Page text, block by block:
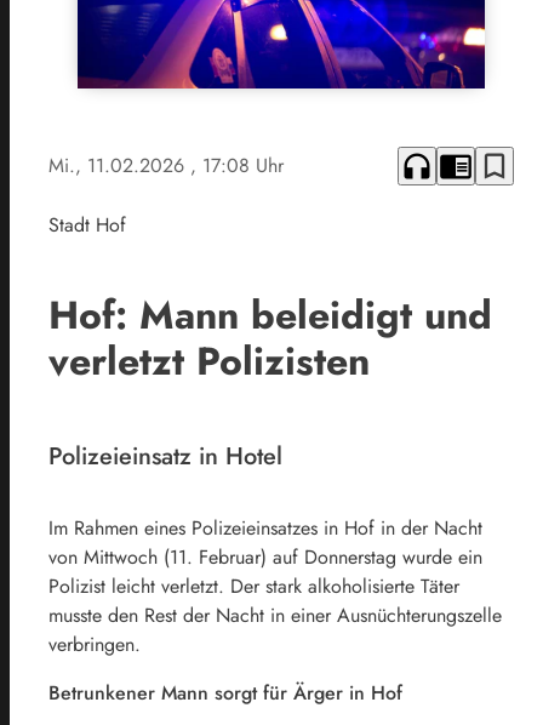
Mi., 11.02.2026 , 17:08 Uhr headphones chrome_reader_mode bookmark_border
Stadt Hof
Hof: Mann beleidigt und
verletzt Polizisten
Polizeieinsatz in Hotel
Im Rahmen eines Polizeieinsatzes in Hof in der Nacht
von Mittwoch (11. Februar) auf Donnerstag wurde ein
Polizist leicht verletzt. Der stark alkoholisierte Täter
musste den Rest der Nacht in einer Ausnüchterungszelle
verbringen.
Betrunkener Mann sorgt für Ärger in Hof